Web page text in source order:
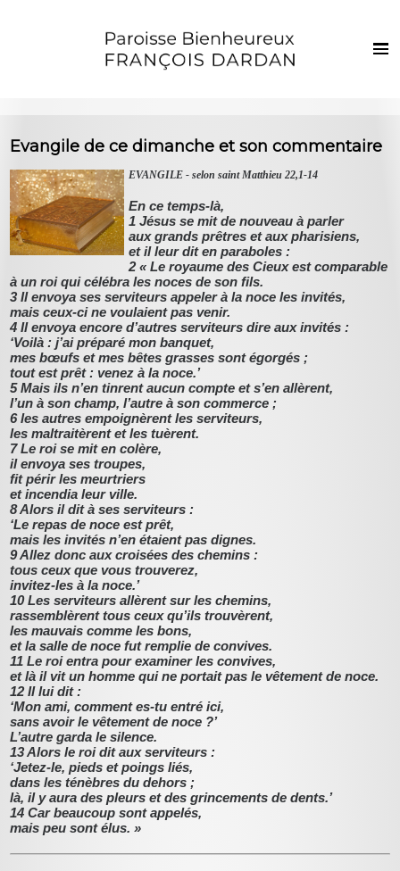
Ezkila dorre
Sakramenduak eta giristino bizia
Haurrak eta gazteak
Argazkiak
Harremanak
Evangile de ce dimanche et son commentaire
EVANGILE - selon saint Matthieu 22,1-14
En ce temps-là,
1 Jésus se mit de nouveau à parler
aux grands prêtres et aux pharisiens,
et il leur dit en paraboles :
2 « Le royaume des Cieux est comparable
à un roi qui célébra les noces de son fils.
3 Il envoya ses serviteurs appeler à la noce les invités,
mais ceux-ci ne voulaient pas venir.
4 Il envoya encore d’autres serviteurs dire aux invités :
‘Voilà : j’ai préparé mon banquet,
mes bœufs et mes bêtes grasses sont égorgés ;
tout est prêt : venez à la noce.’
5 Mais ils n’en tinrent aucun compte et s’en allèrent,
l’un à son champ, l’autre à son commerce ;
6 les autres empoignèrent les serviteurs,
les maltraitèrent et les tuèrent.
7 Le roi se mit en colère,
il envoya ses troupes,
fit périr les meurtriers
et incendia leur ville.
8 Alors il dit à ses serviteurs :
‘Le repas de noce est prêt,
mais les invités n’en étaient pas dignes.
9 Allez donc aux croisées des chemins :
tous ceux que vous trouverez,
invitez-les à la noce.’
10 Les serviteurs allèrent sur les chemins,
rassemblèrent tous ceux qu’ils trouvèrent,
les mauvais comme les bons,
et la salle de noce fut remplie de convives.
11 Le roi entra pour examiner les convives,
et là il vit un homme qui ne portait pas le vêtement de noce.
12 Il lui dit :
‘Mon ami, comment es-tu entré ici,
sans avoir le vêtement de noce ?’
L’autre garda le silence.
13 Alors le roi dit aux serviteurs :
‘Jetez-le, pieds et poings liés,
dans les ténèbres du dehors ;
là, il y aura des pleurs et des grincements de dents.’
14 Car beaucoup sont appelés,
mais peu sont élus. »